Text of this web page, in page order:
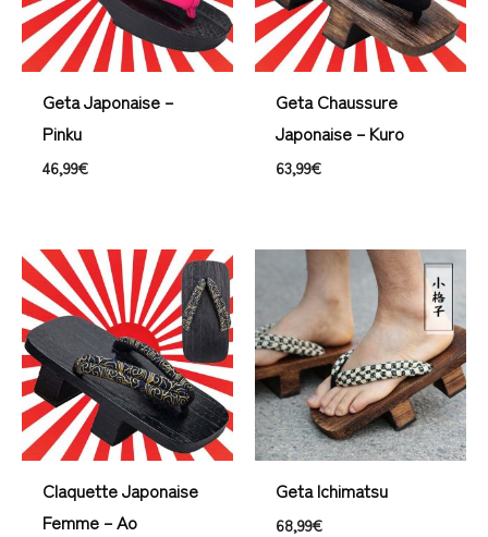
Geta Japonaise –
Pinku
46,99€
Geta Chaussure
Japonaise – Kuro
63,99€
Claquette Japonaise
Femme – Ao
Geta Ichimatsu
68,99€